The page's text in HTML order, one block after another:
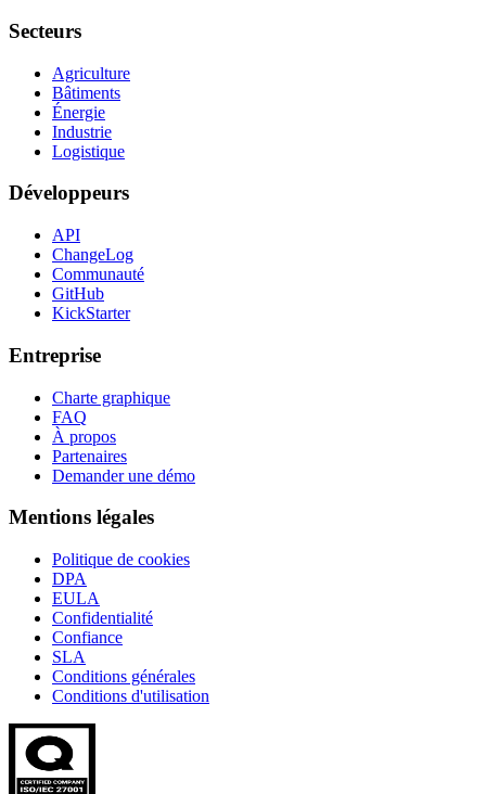
Secteurs
Agriculture
Bâtiments
Énergie
Industrie
Logistique
Développeurs
API
ChangeLog
Communauté
GitHub
KickStarter
Entreprise
Charte graphique
FAQ
À propos
Partenaires
Demander une démo
Mentions légales
Politique de cookies
DPA
EULA
Confidentialité
Confiance
SLA
Conditions générales
Conditions d'utilisation